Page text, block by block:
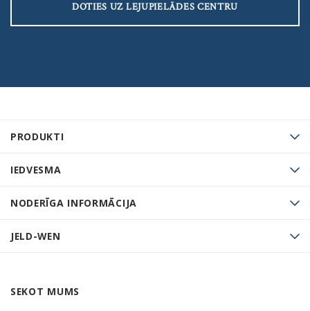
PRODUKTI
IEDVESMA
NODERĪGA INFORMĀCIJA
JELD-WEN
SEKOT MUMS
DOTIES UZ LEJUPIELĀDES CENTRU